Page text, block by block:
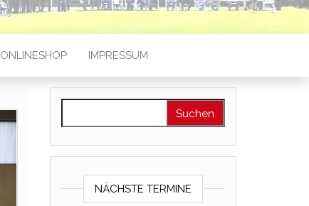
ONLINESHOP IMPRESSUM
NÄCHSTE TERMINE